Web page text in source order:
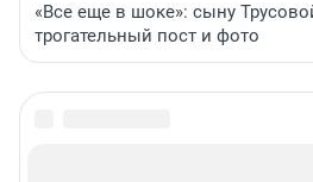
«Все еще в шоке»: сыну
трогательный пост и фото